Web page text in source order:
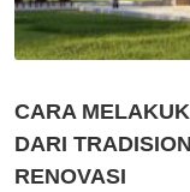
CARA
DARI
RENOVASI